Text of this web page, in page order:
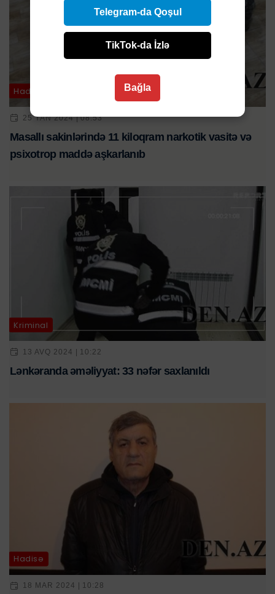
Hadisə
25 YAN 2024 | 08:53
Masallı sakinlərində 11 kiloqram narkotik vasitə və
psixotrop maddə aşkarlanıb
Kriminal
13 AVQ 2024 | 10:22
Lənkəranda əməliyyat: 33 nəfər saxlanıldı
Hadisə
18 MAR 2024 | 10:28
Telegram-da Qoşul
TikTok-da İzlə
Bağla